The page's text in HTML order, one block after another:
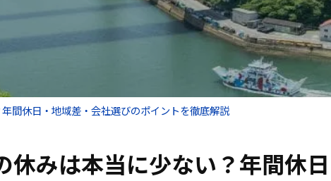
間休日・地域差・会社選びのポイントを徹底解説
休みは本当に少ない？年間休